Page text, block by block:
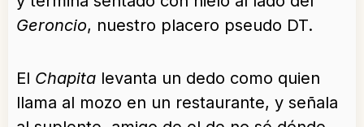
Geroncio, nuestro placero pseudo DT.
El Chapita levanta un dedo como quien
llama al mozo en un restaurante, y señala